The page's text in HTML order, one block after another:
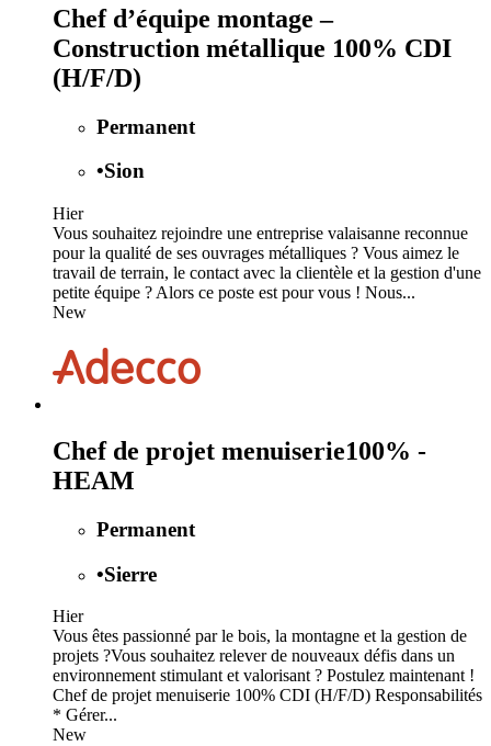
Chef d’équipe montage –
Construction métallique 100% CDI
(H/F/D)
Permanent
•Sion
Hier
Vous souhaitez rejoindre une entreprise valaisanne reconnue
pour la qualité de ses ouvrages métalliques ? Vous aimez le
travail de terrain, le contact avec la clientèle et la gestion d'une
petite équipe ? Alors ce poste est pour vous ! Nous...
New
Chef de projet menuiserie100% -
HEAM
Permanent
•Sierre
Hier
Vous êtes passionné par le bois, la montagne et la gestion de
projets ?Vous souhaitez relever de nouveaux défis dans un
environnement stimulant et valorisant ? Postulez maintenant !
Chef de projet menuiserie 100% CDI (H/F/D) Responsabilités
* Gérer...
New